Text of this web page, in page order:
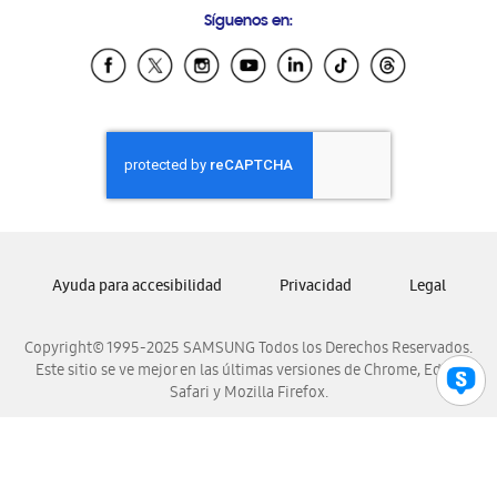
Samsung Ecuador
Samsung El Salvador
Samsung Honduras
Samsung Nicaragua
Samsung Panamá
Samsung Venezuela
Síguenos en:
Copyright© 1995-2025 SAMSUNG Todos los Derechos Reservados.
Este sitio se ve mejor en las últimas versiones de Chrome, Edge,
Safari y Mozilla Firefox.
Ayuda para accesibilidad Privacidad Legal